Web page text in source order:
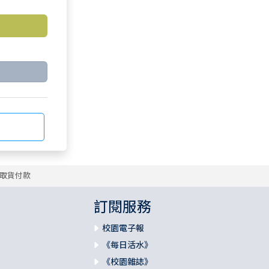
貨付款
訂閱服務
校園電子報
《每日活水》
《校園雜誌》